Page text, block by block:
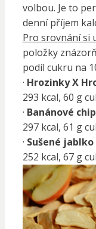
volbou. Je to
denní příjem
Pro srovnání si
položky
podíl cukru na
· Hrozinky X
293 kcal, 60 g
· Banánové
297 kcal, 61 g
· Sušené jablko
252 kcal, 67 g